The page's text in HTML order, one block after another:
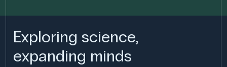
Exploring science,
expanding minds